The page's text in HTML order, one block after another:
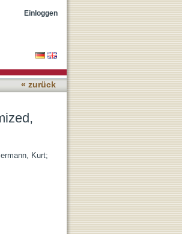
Einloggen
« zurück
Kurt;